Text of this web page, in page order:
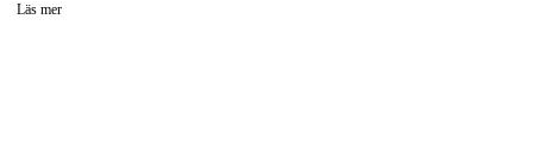
Läs mer